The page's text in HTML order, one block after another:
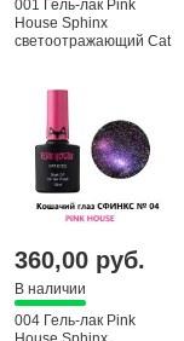
001 Гель-лак Pink
House Sphinx
светоотражающий Cat
360,00 руб.
В наличии
004 Гель-лак Pink